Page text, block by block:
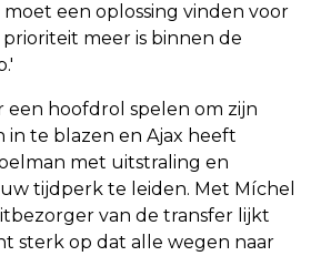
een oplossing vinden voor
meer is binnen de
een hoofdrol spelen om zijn
in te blazen en Ajax heeft
met uitstraling en
tijdperk te leiden. Met Míchel
van de transfer lijkt
sterk op dat alle wegen naar